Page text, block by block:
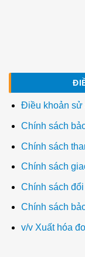
Điều khoản sử
Chính sách
Chính sách
Chính sách
Chính sách đổi
Chính sách
v/v Xuất hóa